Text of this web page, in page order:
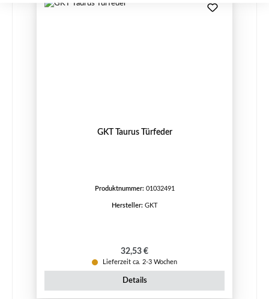
GKT Taurus Türfeder
Produktnummer: 01032491
Hersteller: GKT
Regulärer Preis:
32,53 €
Lieferzeit ca. 2-3 Wochen
Details